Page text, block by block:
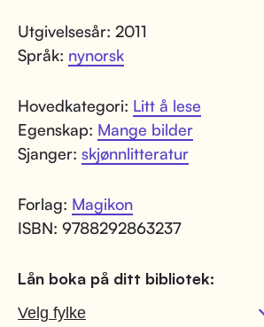
Utgivelsesår: 2011
Språk: nynorsk
Hovedkategori: Litt å lese
Egenskap: Mange bilder
Sjanger: skjønnlitteratur
Forlag: Magikon
ISBN: 9788292863237
Lån boka på ditt bibliotek: